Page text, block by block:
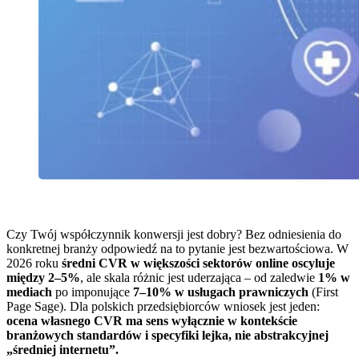
Czy Twój współczynnik konwersji jest dobry? Bez odniesienia do
konkretnej branży odpowiedź na to pytanie jest bezwartościowa. W
2026 roku średni CVR w większości sektorów online oscyluje
między 2–5%, ale skala różnic jest uderzająca – od zaledwie 1% w
mediach po imponujące 7–10% w usługach prawniczych (First
Page Sage). Dla polskich przedsiębiorców wniosek jest jeden:
ocena własnego CVR ma sens wyłącznie w kontekście
branżowych standardów i specyfiki lejka, nie abstrakcyjnej
„średniej internetu”.